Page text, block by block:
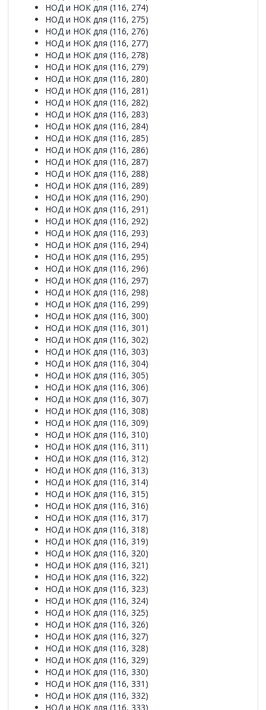
НОД и НОК для (116, 274)
НОД и НОК для (116, 275)
НОД и НОК для (116, 276)
НОД и НОК для (116, 277)
НОД и НОК для (116, 278)
НОД и НОК для (116, 279)
НОД и НОК для (116, 280)
НОД и НОК для (116, 281)
НОД и НОК для (116, 282)
НОД и НОК для (116, 283)
НОД и НОК для (116, 284)
НОД и НОК для (116, 285)
НОД и НОК для (116, 286)
НОД и НОК для (116, 287)
НОД и НОК для (116, 288)
НОД и НОК для (116, 289)
НОД и НОК для (116, 290)
НОД и НОК для (116, 291)
НОД и НОК для (116, 292)
НОД и НОК для (116, 293)
НОД и НОК для (116, 294)
НОД и НОК для (116, 295)
НОД и НОК для (116, 296)
НОД и НОК для (116, 297)
НОД и НОК для (116, 298)
НОД и НОК для (116, 299)
НОД и НОК для (116, 300)
НОД и НОК для (116, 301)
НОД и НОК для (116, 302)
НОД и НОК для (116, 303)
НОД и НОК для (116, 304)
НОД и НОК для (116, 305)
НОД и НОК для (116, 306)
НОД и НОК для (116, 307)
НОД и НОК для (116, 308)
НОД и НОК для (116, 309)
НОД и НОК для (116, 310)
НОД и НОК для (116, 311)
НОД и НОК для (116, 312)
НОД и НОК для (116, 313)
НОД и НОК для (116, 314)
НОД и НОК для (116, 315)
НОД и НОК для (116, 316)
НОД и НОК для (116, 317)
НОД и НОК для (116, 318)
НОД и НОК для (116, 319)
НОД и НОК для (116, 320)
НОД и НОК для (116, 321)
НОД и НОК для (116, 322)
НОД и НОК для (116, 323)
НОД и НОК для (116, 324)
НОД и НОК для (116, 325)
НОД и НОК для (116, 326)
НОД и НОК для (116, 327)
НОД и НОК для (116, 328)
НОД и НОК для (116, 329)
НОД и НОК для (116, 330)
НОД и НОК для (116, 331)
НОД и НОК для (116, 332)
НОД и НОК для (116, 333)